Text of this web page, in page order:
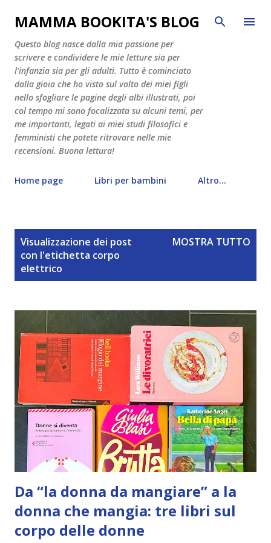
Passa ai contenuti principali
MAMMA BOOKITA'S BLOG
Questo blog nasce dalla mia passione per
scrivere e condividere le mie letture sia per
l'infanzia sia per gli adulti. Tutto è cominciato
dalla gioia che ho visto sul volto dei miei figli
nello sfogliare le pagine degli albi illustrati, poi
col tempo mi sono focalizzata su alcuni temi, per
me importanti, legati ai miei studi filosofici e
femministi che potete ritrovare nelle mie
recensioni. Buona lettura!
Home page Libri per bambini Altro…
Visualizzazione dei post
con l'etichetta corpo
elettrico
MOSTRA TUTTO
Da “la donna da mangiare” a la
donna che mangia: tre libri sul
corpo delle donne